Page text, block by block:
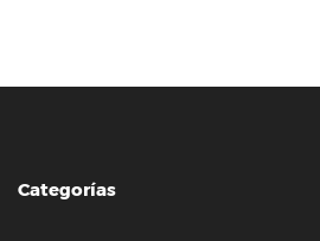
Categorías